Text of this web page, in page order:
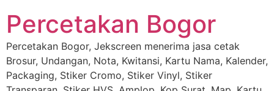
Percetakan Bogor
Percetakan Bogor, Jekscreen menerima jasa cetak
Brosur, Undangan, Nota, Kwitansi, Kartu Nama, Kalender,
Packaging, Stiker Cromo, Stiker Vinyl, Stiker